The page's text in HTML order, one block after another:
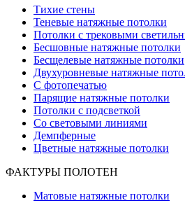
Тихие стены
Теневые натяжные потолки
Потолки с трековыми
Бесшовные натяжные потолки
Бесщелевые натяжные потолки
Двухуровневые натяжные
С фотопечатью
Парящие натяжные потолки
Потолки с подсветкой
Со световыми линиями
Демпферные
Цветные натяжные потолки
ФАКТУРЫ ПОЛОТЕН
Матовые натяжные потолки